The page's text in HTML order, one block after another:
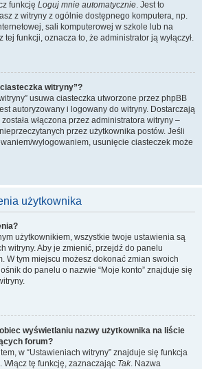
funkcję Loguj mnie automatycznie. Jest to
z witryny z ogólnie dostępnego komputera, np.
sali komputerowej w szkole lub na
funkcji, oznacza to, że administrator ją wyłączył.
witryny”?
usuwa ciasteczka utworzone przez phpBB
autoryzowany i logowany do witryny. Dostarczają
włączona przez administratora witryny –
przez użytkownika postów. Jeśli
wylogowaniem, usunięcie ciasteczek może
użytkownika
użytkownikiem, wszystkie twoje ustawienia są
witryny. Aby je zmienić, przejdź do panelu
W tym miejscu możesz dokonać zmian swoich
do panelu o nazwie “Moje konto” znajduje się
wyświetlaniu nazwy użytkownika na liście
forum?
w “Ustawieniach witryny” znajduje się funkcja
. Włącz tę funkcję, zaznaczając Tak. Nazwa